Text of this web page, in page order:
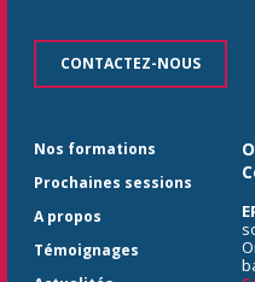
CONTACTEZ-NOUS
Nos formations
Prochaines sessions
A propos
Témoignages